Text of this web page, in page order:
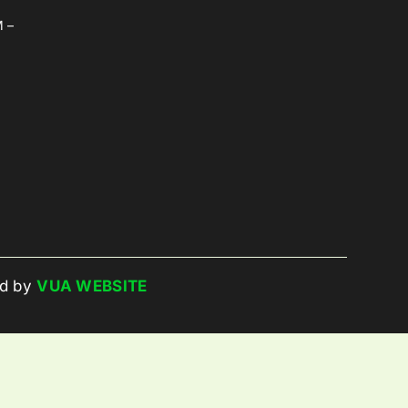
–
byVUA WEBSITE